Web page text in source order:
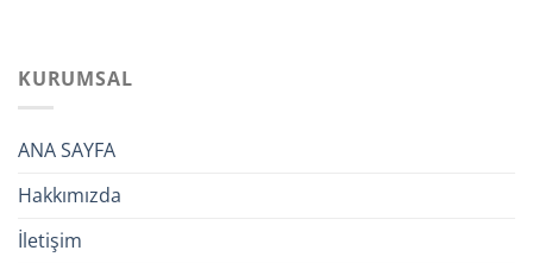
KURUMSAL
ANA SAYFA
Hakkımızda
İletişim